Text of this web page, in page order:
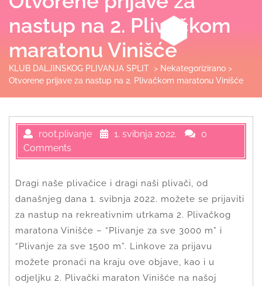
nastup na 2. Plivačkom
maratonu Vinišće
KLUB DALJINSKOG PLIVANJA SPLIT > Nekategorizirano >
Otvorene prijave za nastup na 2. Plivačkom maratonu Vinišće
root.plivanje 1. svibnja 2022.
0
Comments
Dragi naše plivačice i dragi naši plivači, od
današnjeg dana 1. svibnja 2022. možete se prijaviti
za nastup na rekreativnim utrkama 2. Plivačkog
maratona Vinišće – “Plivanje za sve 3000 m” i
“Plivanje za sve 1500 m”. Linkove za prijavu
možete pronaći na kraju ove objave, kao i u
odjeljku 2. Plivački maraton Vinišće na našoj